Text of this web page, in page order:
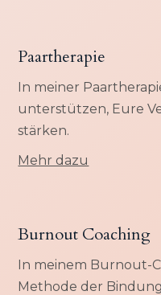
Paartherapie
In meiner
unterstützen, Eure
stärken.
Mehr dazu
Burnout Coaching
In meinem Burnout-
Methode der